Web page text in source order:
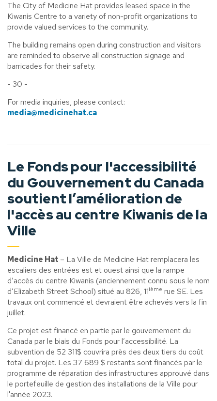
The City of Medicine Hat provides leased space in the
Kiwanis Centre to a variety of non-profit organizations to
provide valued services to the community.
The building remains open during construction and visitors
are reminded to observe all construction signage and
barricades for their safety.
- 30 -
For media inquiries, please contact:
media@medicinehat.ca
Le Fonds pour l'accessibilité
du Gouvernement du Canada
soutient l’amélioration de
l'accès au centre Kiwanis de la
Ville
Medicine Hat – La Ville de Medicine Hat remplacera les
escaliers des entrées est et ouest ainsi que la rampe
d’accès du centre Kiwanis (anciennement connu sous le nom
d’Elizabeth Street School) situé au 826, 11ième rue SE. Les
travaux ont commencé et devraient être achevés vers la fin
juillet.
Ce projet est financé en partie par le gouvernement du
Canada par le biais du Fonds pour l’accessibilité. La
subvention de 52 311$ couvrira près des deux tiers du coût
total du projet. Les 37 689 $ restants sont financés par le
programme de réparation des infrastructures approuvé dans
le portefeuille de gestion des installations de la Ville pour
l'année 2023.